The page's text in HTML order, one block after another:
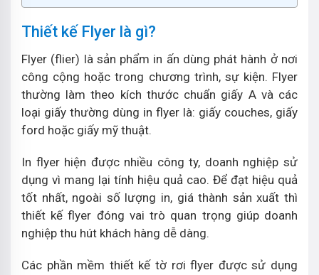
Thiết kế Flyer là gì?
Flyer (flier) là sản phẩm in ấn dùng phát hành ở nơi
công cộng hoặc trong chương trình, sự kiện. Flyer
thường làm theo kích thước chuẩn giấy A và các
loại giấy thường dùng in flyer là: giấy couches, giấy
ford hoặc giấy mỹ thuật.
In flyer hiện được nhiều công ty, doanh nghiệp sử
dụng vì mang lại tính hiệu quả cao. Để đạt hiệu quả
tốt nhất, ngoài số lượng in, giá thành sản xuất thì
thiết kế flyer đóng vai trò quan trọng giúp doanh
nghiệp thu hút khách hàng dễ dàng.
Các phần mềm thiết kế tờ rơi flyer được sử dụng